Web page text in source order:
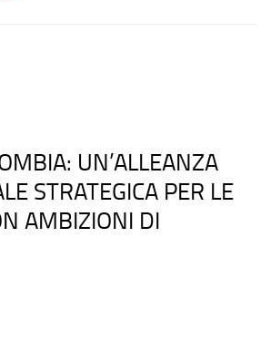
UN’ALLEANZA
STRATEGICA PER LE
AMBIZIONI DI